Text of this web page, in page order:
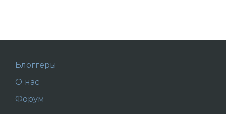
Блоггеры
О нас
Форум